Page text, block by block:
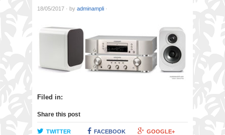
18/05/2017 · by adminampli ·
Filed in:
Share this post
TWITTER FACEBOOK GOOGLE+